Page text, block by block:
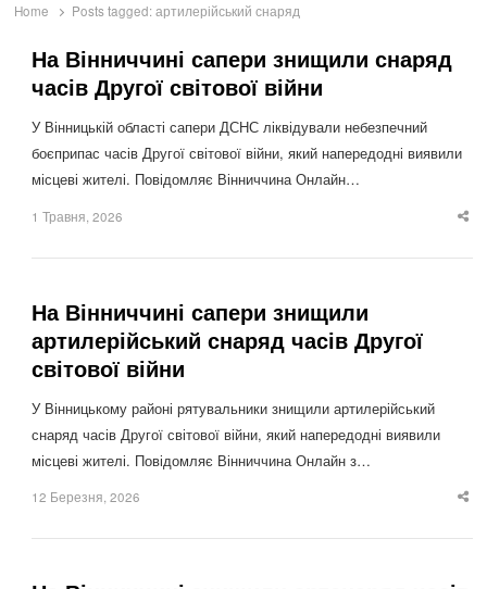
Home Posts tagged:артилерійський снаряд
На Вінниччині сапери знищили снаряд
часів Другої світової війни
У Вінницькій області сапери ДСНС ліквідували небезпечний
боєприпас часів Другої світової війни, який напередодні виявили
місцеві жителі. Повідомляє Вінниччина Онлайн…
1 Травня, 2026
На Вінниччині сапери знищили
артилерійський снаряд часів Другої
світової війни
У Вінницькому районі рятувальники знищили артилерійський
снаряд часів Другої світової війни, який напередодні виявили
місцеві жителі. Повідомляє Вінниччина Онлайн з…
12 Березня, 2026